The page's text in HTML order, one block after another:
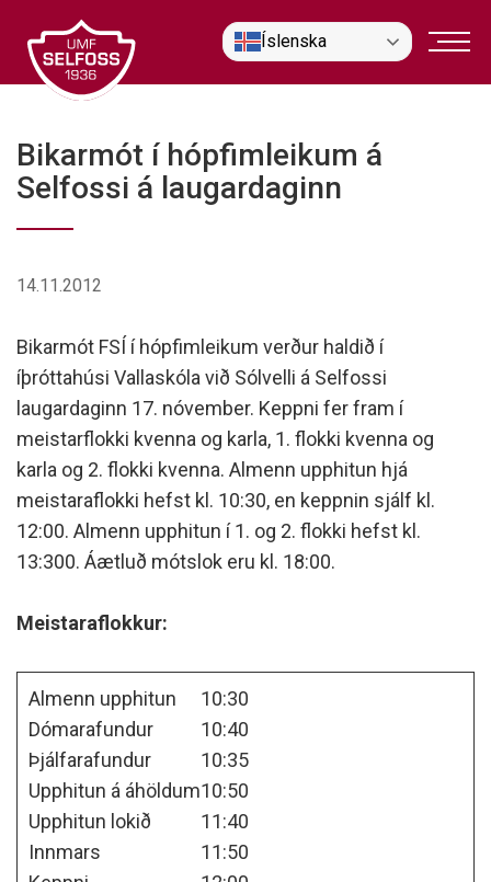
efni
Íslenska
Bikarmót í hópfimleikum á
Selfossi á laugardaginn
14.11.2012
Bikarmót FSÍ í hópfimleikum verður haldið í
íþróttahúsi Vallaskóla við Sólvelli á Selfossi
laugardaginn 17. nóvember. Keppni fer fram í
meistarflokki kvenna og karla, 1. flokki kvenna og
karla og 2. flokki kvenna. Almenn upphitun hjá
meistaraflokki hefst kl. 10:30, en keppnin sjálf kl.
12:00. Almenn upphitun í 1. og 2. flokki hefst kl.
13:300. Áætluð mótslok eru kl. 18:00.
Meistaraflokkur:
Almenn upphitun
10:30
Dómarafundur
10:40
Þjálfarafundur
10:35
Upphitun á áhöldum10:50
Upphitun lokið
11:40
Innmars
11:50